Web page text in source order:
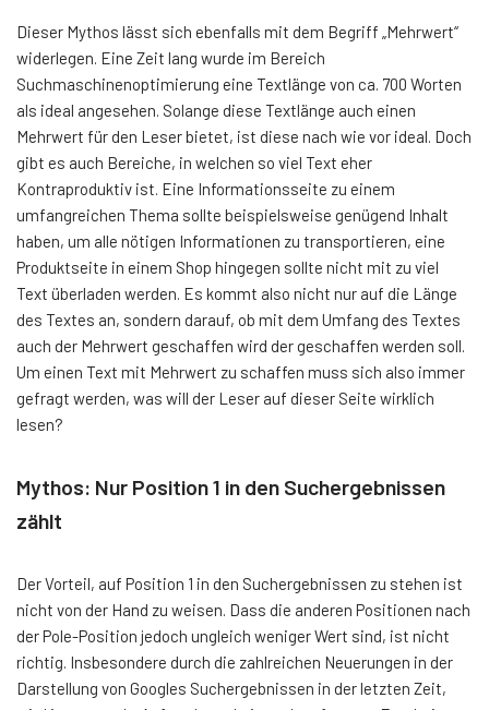
Dieser Mythos lässt sich ebenfalls mit dem Begriff „Mehrwert“
widerlegen. Eine Zeit lang wurde im Bereich
Suchmaschinenoptimierung eine Textlänge von ca. 700 Worten
als ideal angesehen. Solange diese Textlänge auch einen
Mehrwert für den Leser bietet, ist diese nach wie vor ideal. Doch
gibt es auch Bereiche, in welchen so viel Text eher
Kontraproduktiv ist. Eine Informationsseite zu einem
umfangreichen Thema sollte beispielsweise genügend Inhalt
haben, um alle nötigen Informationen zu transportieren, eine
Produktseite in einem Shop hingegen sollte nicht mit zu viel
Text überladen werden. Es kommt also nicht nur auf die Länge
des Textes an, sondern darauf, ob mit dem Umfang des Textes
auch der Mehrwert geschaffen wird der geschaffen werden soll.
Um einen Text mit Mehrwert zu schaffen muss sich also immer
gefragt werden, was will der Leser auf dieser Seite wirklich
lesen?
Mythos: Nur Position 1 in den Suchergebnissen
zählt
Der Vorteil, auf Position 1 in den Suchergebnissen zu stehen ist
nicht von der Hand zu weisen. Dass die anderen Positionen nach
der Pole-Position jedoch ungleich weniger Wert sind, ist nicht
richtig. Insbesondere durch die zahlreichen Neuerungen in der
Darstellung von Googles Suchergebnissen in der letzten Zeit,